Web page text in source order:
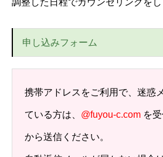
申し込みフォーム
携帯アドレスをご利用で、迷惑
ている方は、 @fuyou-c.com を
から送信ください。